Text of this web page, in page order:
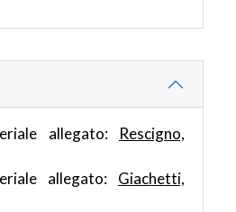
allegato: Rescigno,
allegato: Giachetti,